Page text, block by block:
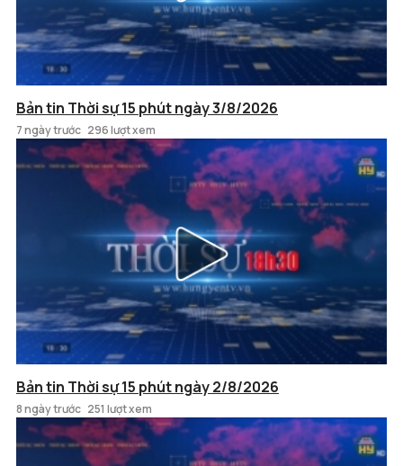
Bản tin Thời sự 15 phút ngày 3/8/2026
7 ngày trước 296 lượt xem
Bản tin Thời sự 15 phút ngày 2/8/2026
8 ngày trước 251 lượt xem